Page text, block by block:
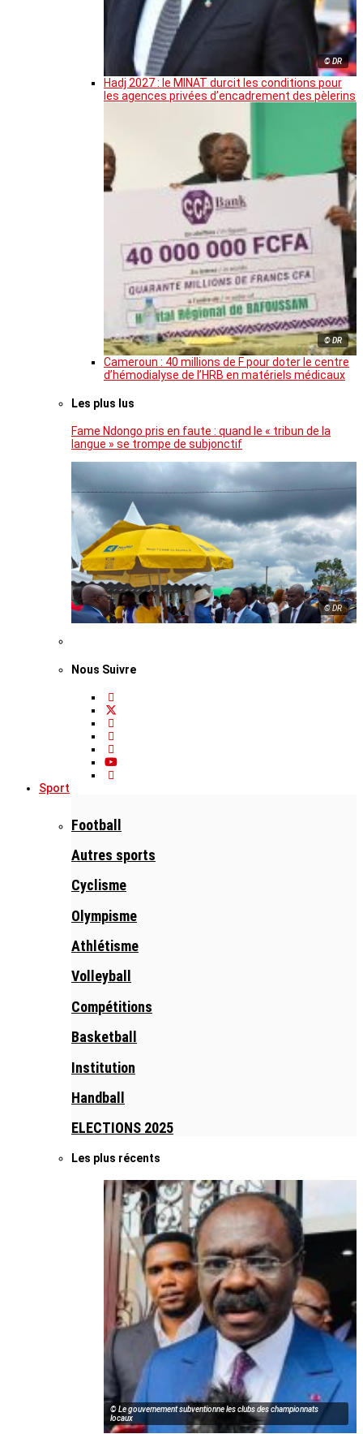
© DR
Hadj 2027 : le MINAT durcit les conditions pour
les agences privées d’encadrement des pèlerins
© DR
Cameroun : 40 millions de F pour doter le centre
d’hémodialyse de l’HRB en matériels médicaux
Les plus lus
Fame Ndongo pris en faute : quand le « tribun de la
langue » se trompe de subjonctif
© DR
Nous Suivre
Sport
Football
Autres sports
Cyclisme
Olympisme
Athlétisme
Volleyball
Compétitions
Basketball
Institution
Handball
ELECTIONS 2025
Les plus récents
© Le gouvernement subventionne les clubs des championnats
locaux